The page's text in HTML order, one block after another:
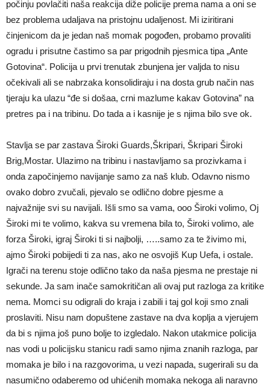
počinju povlačiti naša reakcija diže policije prema nama a oni se
bez problema udaljava na pristojnu udaljenost. Mi iziritirani
činjenicom da je jedan naš momak pogođen, probamo provaliti
ogradu i prisutne častimo sa par prigodnih pjesmica tipa „Ante
Gotovina“. Policija u prvi trenutak zbunjena jer valjda to nisu
očekivali ali se nabrzaka konsolidiraju i na dosta grub način nas
tjeraju ka ulazu “đe si došaa, crni mazlume kakav Gotovina” na
pretres pa i na tribinu. Do tada a i kasnije je s njima bilo sve ok.
Stavlja se par zastava Široki Guards,Škripari, Škripari Široki
Brig,Mostar. Ulazimo na tribinu i nastavljamo sa prozivkama i
onda započinjemo navijanje samo za naš klub. Odavno nismo
ovako dobro zvučali, pjevalo se odlično dobre pjesme a
najvažnije svi su navijali. Išli smo sa vama, ooo Široki volimo, Oj
Široki mi te volimo, kakva su vremena bila to, Široki volimo, ale
forza Široki, igraj Široki ti si najbolji, …..samo za te živimo mi,
ajmo Široki pobijedi ti za nas, ako ne osvojiš Kup Uefa, i ostale.
Igrači na terenu stoje odlično tako da naša pjesma ne prestaje ni
sekunde. Ja sam inače samokritičan ali ovaj put razloga za kritike
nema. Momci su odigrali do kraja i zabili i taj gol koji smo znali
proslaviti. Nisu nam dopuštene zastave na dva koplja a vjerujem
da bi s njima još puno bolje to izgledalo. Nakon utakmice policija
nas vodi u policijsku stanicu radi samo njima znanih razloga, par
momaka je bilo i na razgovorima, u vezi napada, sugerirali su da
nasumično odaberemo od uhićenih momaka nekoga ali naravno